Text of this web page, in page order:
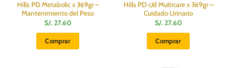
Hills PD Metabolic x 369gr –
Mantenimiento del Peso
S/.27.60
Comprar
Hills PD c/d Multicare x 369gr –
Cuidado Urinario
S/.27.60
Comprar